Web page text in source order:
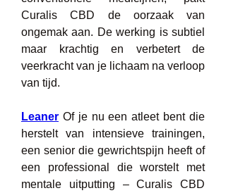
Curalis CBD de oorzaak van
ongemak aan. De werking is subtiel
maar krachtig en verbetert de
veerkracht van je lichaam na verloop
van tijd.
Leaner Of je nu een atleet bent die
herstelt van intensieve trainingen,
een senior die gewrichtspijn heeft of
een professional die worstelt met
mentale uitputting – Curalis CBD